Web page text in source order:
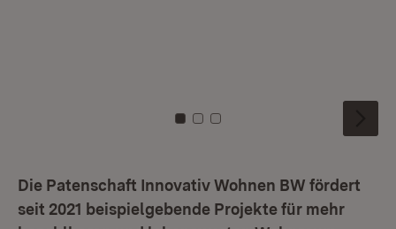
Zu Kachel: 0
Zu Kachel: 1
Zu Kachel: 2
Die Patenschaft Innovativ Wohnen BW fördert
seit 2021 beispielgebende Projekte für mehr